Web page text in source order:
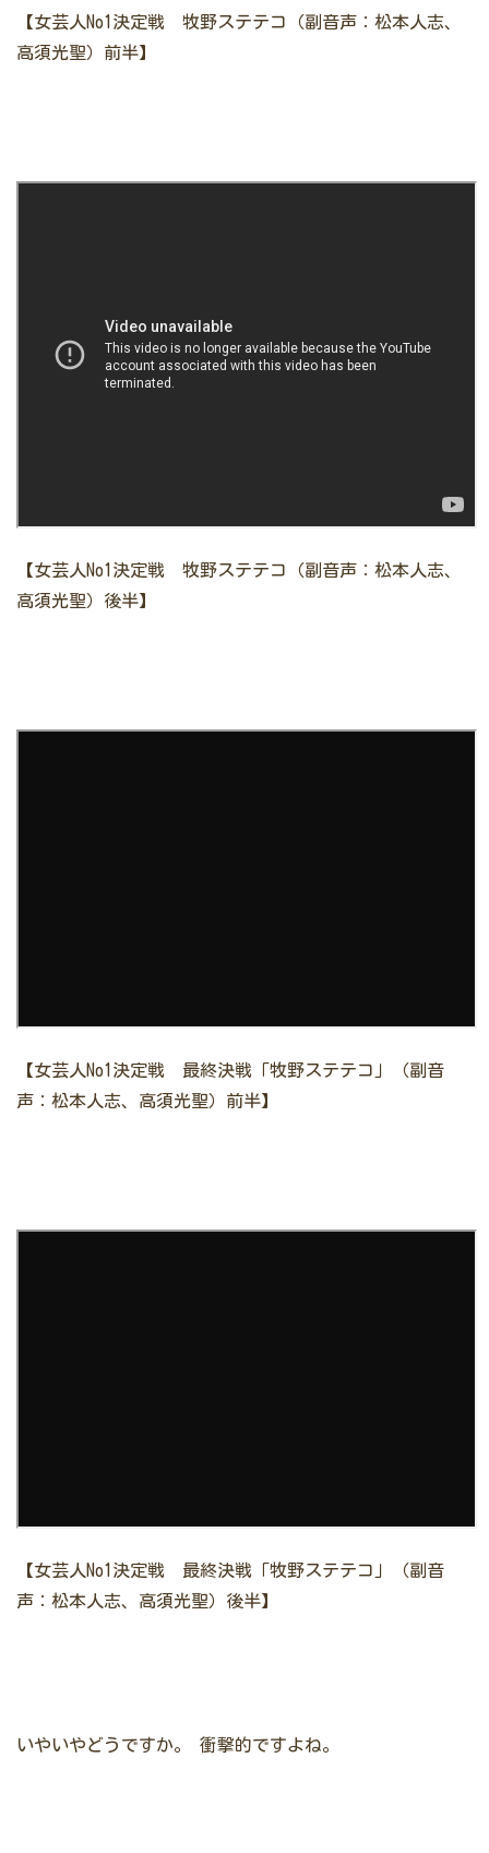
【女芸人No1決定戦 牧野ステテコ（副音声：松本人志、
高須光聖）前半】
【女芸人No1決定戦 牧野ステテコ（副音声：松本人志、
高須光聖）後半】
【女芸人No1決定戦 最終決戦「牧野ステテコ」（副音
声：松本人志、高須光聖）前半】
【女芸人No1決定戦 最終決戦「牧野ステテコ」（副音
声：松本人志、高須光聖）後半】
いやいやどうですか。 衝撃的ですよね。